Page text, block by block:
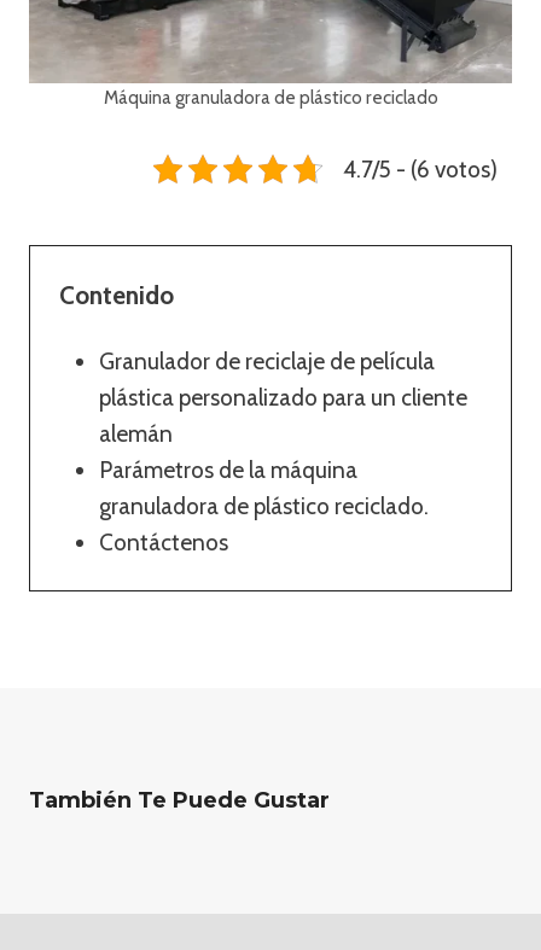
Máquina granuladora de plástico reciclado
4.7/5 - (6 votos)
Contenido
Granulador de reciclaje de película
plástica personalizado para un cliente
alemán
Parámetros de la máquina
granuladora de plástico reciclado.
Contáctenos
También Te Puede Gustar